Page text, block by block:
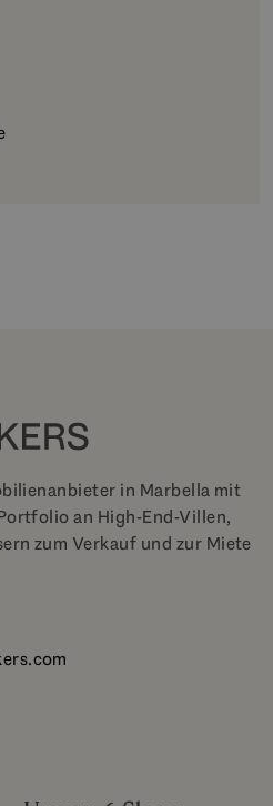
in Marbella mit
an High-End-Villen,
zum Verkauf und zur Miete